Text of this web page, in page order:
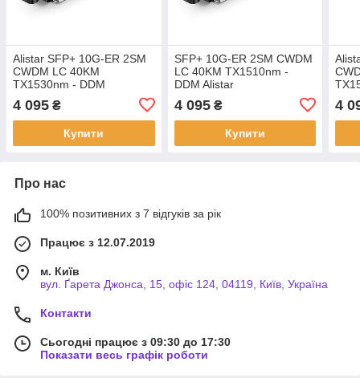
Alistar SFP+ 10G-ER 2SM
CWDM LC 40KM
TX1530nm - DDM
4 095 ₴
Купити
SFP+ 10G-ER 2SM CWDM
LC 40KM TX1510nm -
DDM Alistar
4 095₴
Купити
4
Про нас
100% позитивних з 7 відгуків за рік
Працює з 12.07.2019
м. Київ
вул. Ґарета Джонса, 15, офіс 124, 04119, Київ, Україна
Контакти
Сьогодні працює з 09:30 до 17:30
Показати весь графік роботи